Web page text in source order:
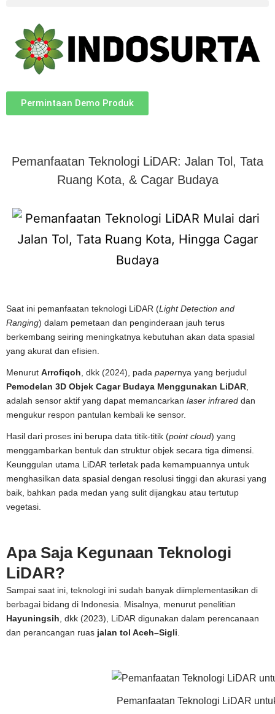
Permintaan Demo Produk
Pemanfaatan Teknologi LiDAR: Jalan Tol, Tata
Ruang Kota, & Cagar Budaya
Saat ini pemanfaatan teknologi LiDAR (Light Detection and
Ranging) dalam pemetaan dan penginderaan jauh terus
berkembang seiring meningkatnya kebutuhan akan data spasial
yang akurat dan efisien.
Menurut Arrofiqoh, dkk (2024), pada papernya yang berjudul
Pemodelan 3D Objek Cagar Budaya Menggunakan LiDAR,
adalah sensor aktif yang dapat memancarkan laser infrared dan
mengukur respon pantulan kembali ke sensor.
Hasil dari proses ini berupa data titik-titik (point cloud) yang
menggambarkan bentuk dan struktur objek secara tiga dimensi.
Keunggulan utama LiDAR terletak pada kemampuannya untuk
menghasilkan data spasial dengan resolusi tinggi dan akurasi yang
baik, bahkan pada medan yang sulit dijangkau atau tertutup
vegetasi.
Apa Saja Kegunaan Teknologi
LiDAR?
Sampai saat ini, teknologi ini sudah banyak diimplementasikan di
berbagai bidang di Indonesia. Misalnya, menurut penelitian
Hayuningsih, dkk (2023), LiDAR digunakan dalam perencanaan
dan perancangan ruas jalan tol Aceh–Sigli.
Pemanfaatan Teknologi LiDAR